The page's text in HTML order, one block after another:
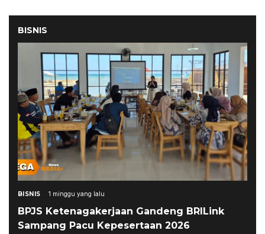
BISNIS
BISNIS 1 minggu yang lalu
BPJS Ketenagakerjaan Gandeng BRILink
Sampang Pacu Kepesertaan 2026